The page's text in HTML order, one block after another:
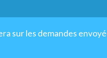
sur les demandes